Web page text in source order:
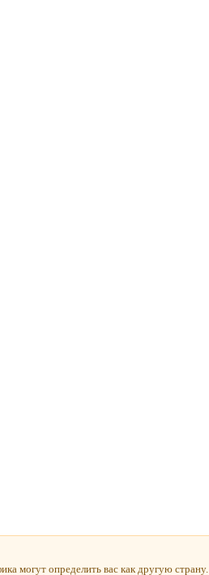
могут определить вас как другую страну.